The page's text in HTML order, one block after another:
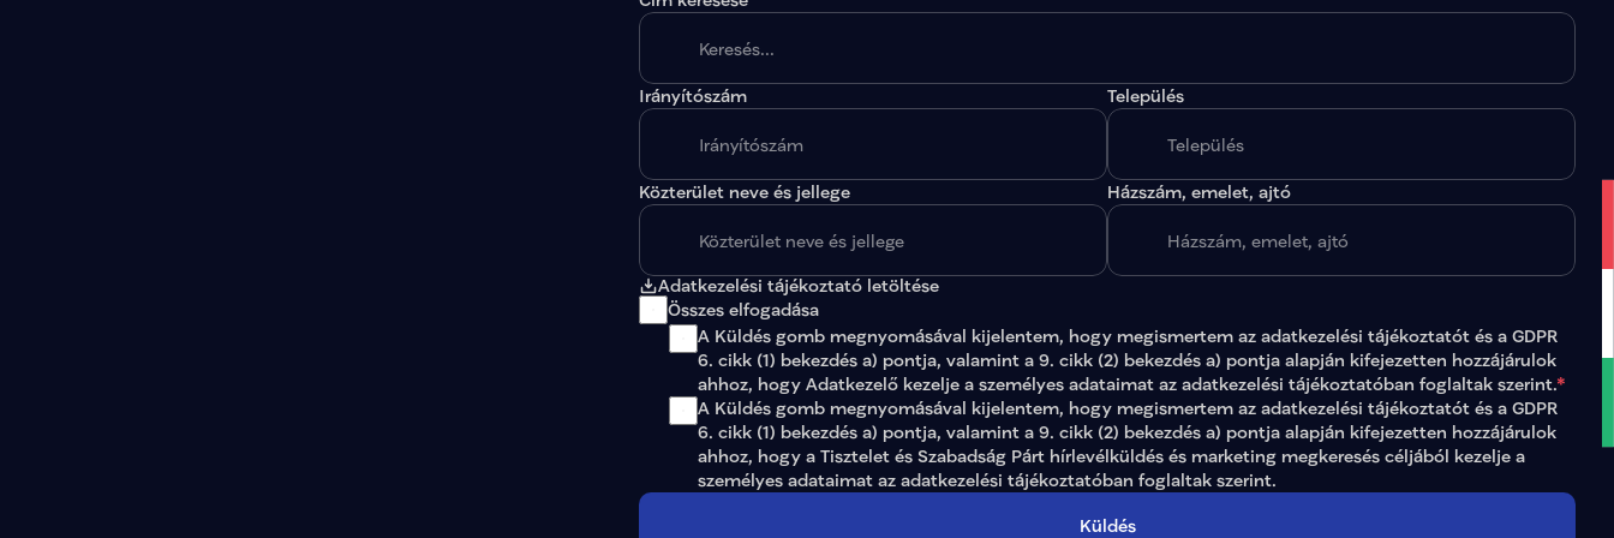
Irányítószám Település
Közterület neve és jellege Házszám, emelet, ajtó
Adatkezelési tájékoztató letöltése
Összes elfogadása
A Küldés gomb megnyomásával kijelentem, hogy megismertem az adatkezelési tájékoztatót és a GDPR
6. cikk (1) bekezdés a) pontja, valamint a 9. cikk (2) bekezdés a) pontja alapján kifejezetten hozzájárulok
ahhoz, hogy Adatkezelő kezelje a személyes adataimat az adatkezelési tájékoztatóban foglaltak szerint.*
A Küldés gomb megnyomásával kijelentem, hogy megismertem az adatkezelési tájékoztatót és a GDPR
6. cikk (1) bekezdés a) pontja, valamint a 9. cikk (2) bekezdés a) pontja alapján kifejezetten hozzájárulok
ahhoz, hogy a Tisztelet és Szabadság Párt hírlevélküldés és marketing megkeresés céljából kezelje a
személyes adataimat az adatkezelési tájékoztatóban foglaltak szerint.
Küldés